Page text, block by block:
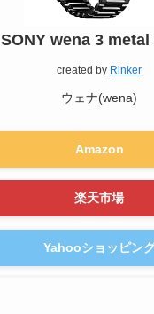
SONY wena 3
created by Rinker
ウェナ(wena)
Amazon
楽天市場
Yahooショッピン